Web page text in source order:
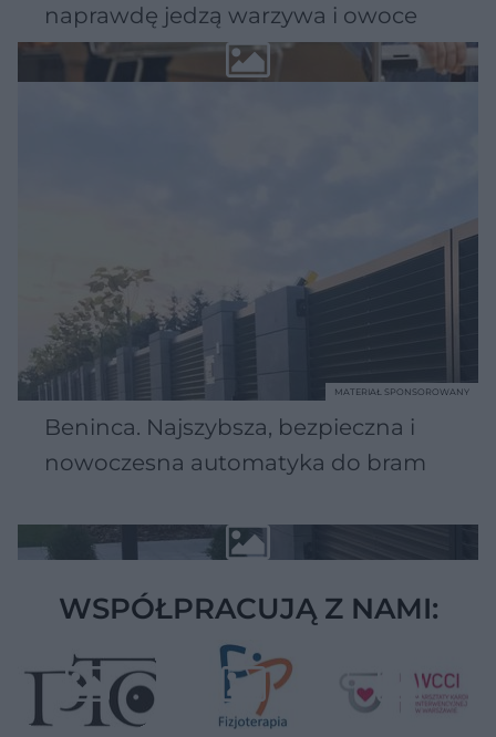
naprawdę jedzą warzywa i owoce
Beninca. Najszybsza, bezpieczna i
nowoczesna automatyka do bram
MATERIAŁ SPONSOROWANY
WSPÓŁPRACUJĄ Z NAMI: